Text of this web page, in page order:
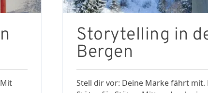
Storytelling in
Bergen
Stell dir vor: Deine Marke fährt